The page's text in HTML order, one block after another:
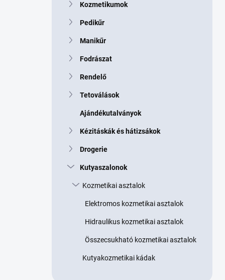
Kozmetikumok
Pedikűr
Manikűr
Fodrászat
Rendelő
Tetoválások
Ajándékutalványok
Kézitáskák és hátizsákok
Drogerie
Kutyaszalonok
Kozmetikai asztalok
Elektromos kozmetikai asztalok
Hidraulikus kozmetikai asztalok
Összecsukható kozmetikai asztalok
Kutyakozmetikai kádak